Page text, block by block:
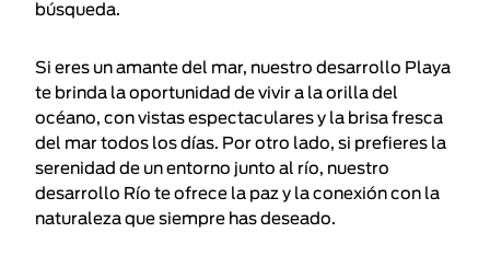
búsqueda.
Si eres un amante del mar, nuestro desarrollo Playa
te brinda la oportunidad de vivir a la orilla del
océano, con vistas espectaculares y la brisa fresca
del mar todos los días. Por otro lado, si prefieres la
serenidad de un entorno junto al río, nuestro
desarrollo Río te ofrece la paz y la conexión con la
naturaleza que siempre has deseado.